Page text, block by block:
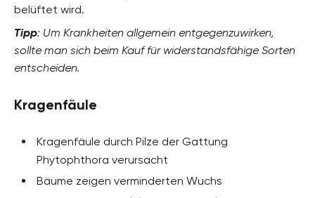
belüftet wird.
Tipp: Um Krankheiten allgemein entgegenzuwirken,
sollte man sich beim Kauf für widerstandsfähige Sorten
entscheiden.
Kragenfäule
Kragenfäule durch Pilze der Gattung
Phytophthora verursacht
Bäume zeigen verminderten Wuchs